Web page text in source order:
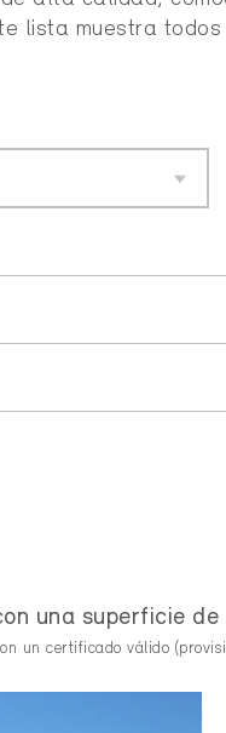
lista muestra
una superficie
un certificado válido